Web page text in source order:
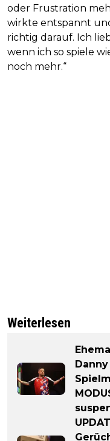
oder Frustration
wirkte entspannt
richtig darauf. Ich
wenn ich so spiele
noch mehr.“
Weiterlesen